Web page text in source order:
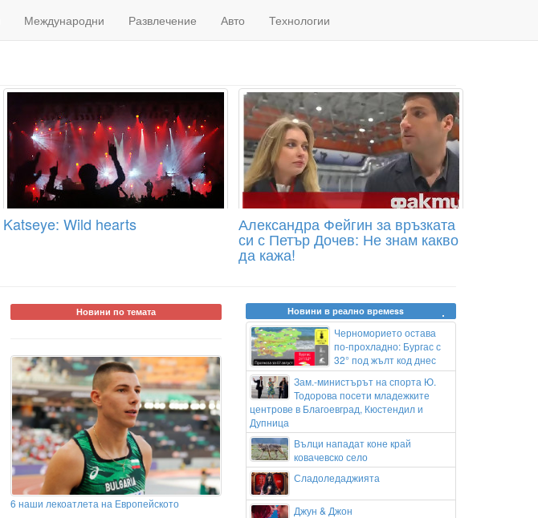
Международни Развлечение Авто Технологии
Katseye: Wild hearts Александра Фейгин за връзката
си с Петър Дочев: Не знам какво
да кажа!
Новини по темата
6 наши лекоатлета на Европейското
Новини в реално времеss
Черноморието остава
по-прохладно: Бургас с
32° под жълт код днес
Зам.-министърът на спорта Ю.
Тодорова посети младежките
центрове в Благоевград, Кюстендил и
Дупница
Вълци нападат коне край
ковачевско село
Сладоледаджията
Джун & Джон